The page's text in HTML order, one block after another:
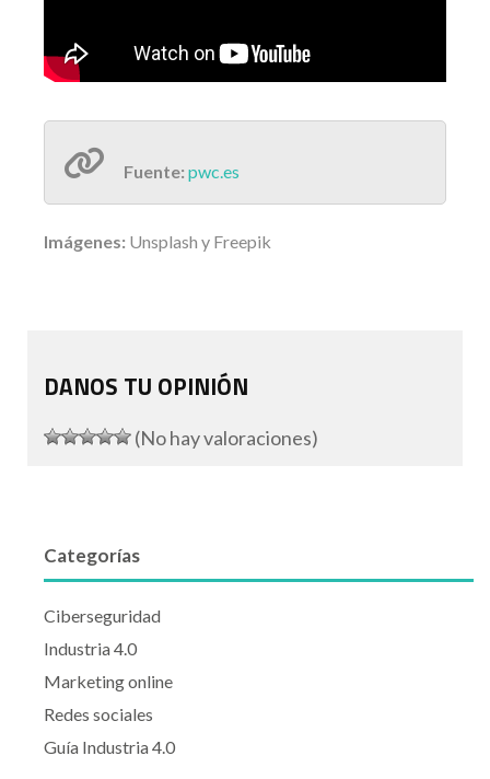
Fuente: pwc.es
Imágenes: Unsplash y Freepik
DANOS TU OPINIÓN
(No hay valoraciones)
Categorías
Ciberseguridad
Industria 4.0
Marketing online
Redes sociales
Guía Industria 4.0